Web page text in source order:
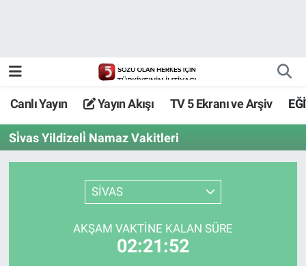
Canlı Yayın Yayın Akışı TV 5 Ekranı ve Arşiv
Si̇vas Yildizeli̇ Namaz Vakitleri
SİVAS
AKŞAM VAKTİNE KALAN SÜRE
02:21:52
TV 5 Ekranı ve Arşiv